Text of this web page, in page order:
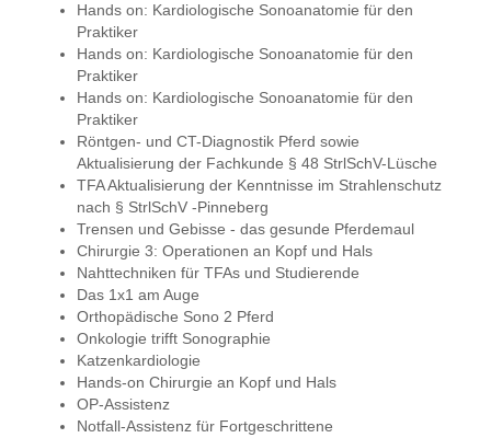
Hands on: Kardiologische Sonoanatomie für den
Praktiker
Hands on: Kardiologische Sonoanatomie für den
Praktiker
Hands on: Kardiologische Sonoanatomie für den
Praktiker
Röntgen- und CT-Diagnostik Pferd sowie
Aktualisierung der Fachkunde § 48 StrlSchV-Lüsche
TFA Aktualisierung der Kenntnisse im Strahlenschutz
nach § StrlSchV -Pinneberg
Trensen und Gebisse - das gesunde Pferdemaul
Chirurgie 3: Operationen an Kopf und Hals
Nahttechniken für TFAs und Studierende
Das 1x1 am Auge
Orthopädische Sono 2 Pferd
Onkologie trifft Sonographie
Katzenkardiologie
Hands-on Chirurgie an Kopf und Hals
OP-Assistenz
Notfall-Assistenz für Fortgeschrittene